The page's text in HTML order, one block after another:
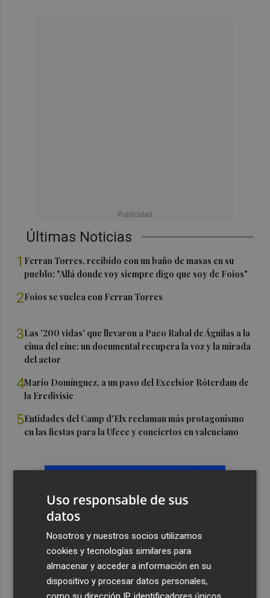
Últimas Noticias
1 Ferran Torres, recibido con un baño de masas en su
pueblo: "Allá donde voy siempre digo que soy de Foios"
2Foios se vuelca con Ferran Torres
3Las '200 vidas' que llevaron a Paco Rabal de Águilas a la
cima del cine: un documental recupera la voz y la mirada
del actor
4Mario Domínguez, a un paso del Excelsior Róterdam de
la Eredivisie
5Entidades del Camp d'Elx reclaman más protagonismo
en las fiestas para la Ufece y conciertos en valenciano
Uso responsable de sus
datos
Nosotros y nuestros socios utilizamos
cookies y tecnologías similares para
almacenar y acceder a información en su
dispositivo y procesar datos personales,